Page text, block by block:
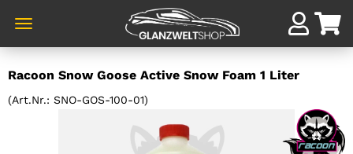
zum
Hauptinhalt
Racoon Snow Goose Active Snow Foam 1 Liter
(Art.Nr.: SNO-GOS-100-01)